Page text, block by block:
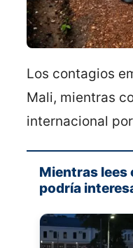
Los contagios
Mali, mientras
internacional
Mientras lees
podría